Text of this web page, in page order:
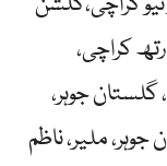
کراچی،
گلستان جوہر،
ملیر، ناظم